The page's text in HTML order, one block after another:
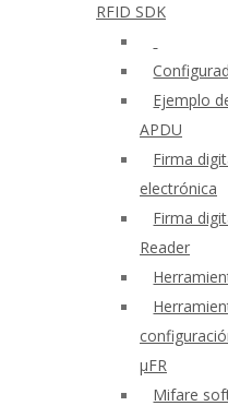
RFID SDK
Ejemplo
APDU
Firma
electrónica
Firma
Reader
μFR
Mifare